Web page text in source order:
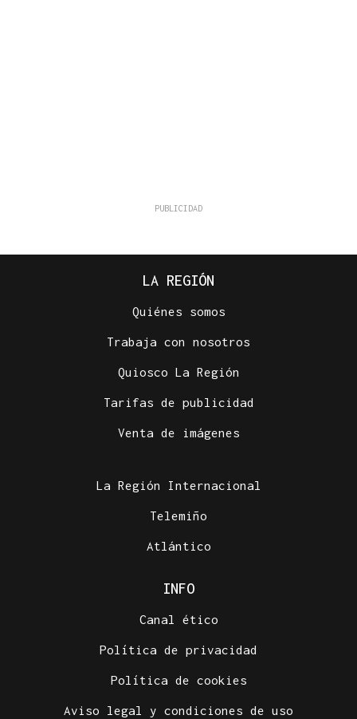
LA REGIÓN
Quiénes somos
Trabaja con nosotros
Quiosco La Región
Tarifas de publicidad
Venta de imágenes
La Región Internacional
Telemiño
Atlántico
INFO
Canal ético
Política de privacidad
Política de cookies
Aviso legal y condiciones de uso